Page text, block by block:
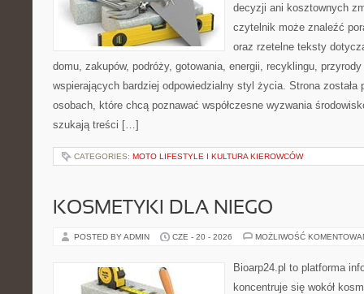
decyzji ani kosztownych
czytelnik może znaleźć
oraz rzetelne teksty
domu, zakupów, podróży, gotowania, energii, recyklingu,
wspierających bardziej odpowiedzialny styl życia. Strona została
osobach, które chcą poznawać współczesne wyzwania
szukają treści […]
CATEGORIES: MOTO LIFESTYLE I KULTURA KIEROWCÓW
KOSMETYKI DLA NIEGO
POSTED BY ADMIN CZE - 20 - 2026 MOŻLIWOŚĆ
Bioarp24.pl to platforma
koncentruje się wokół